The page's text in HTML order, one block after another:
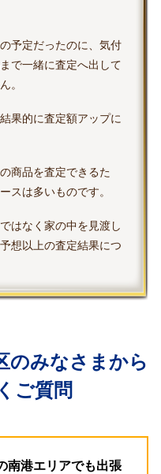
予定だったのに、気付
で一緒に査定へ出して
。
果的に査定額アップに
商品を査定できるた
スは多いものです。
はなく家の中を見渡し
想以上の査定結果につ
のみなさまから
ご質問
南港エリアでも出張